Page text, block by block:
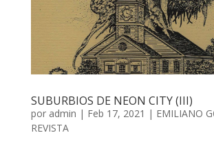
SUBURBIOS DE NEON CITY (III)
por admin | Feb 17, 2021 | EMILIANO
REVISTA